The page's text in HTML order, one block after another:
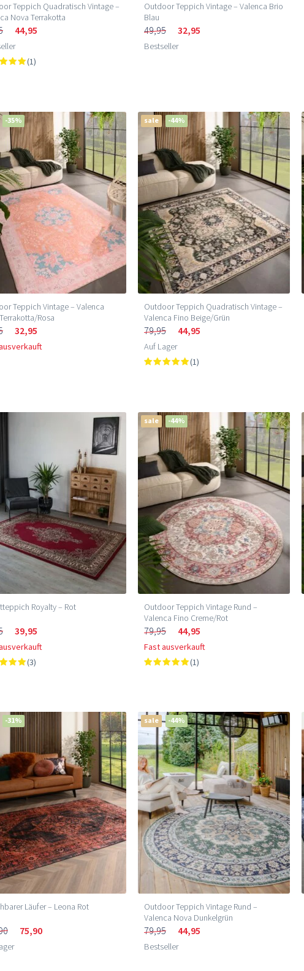
Teppich Quadratisch Vintage –
Nova Terrakotta
44,95
(1)
Outdoor Teppich Vintage – Valenca Brio
Blau
49,95 32,95
Bestseller
-35%
Teppich Vintage – Valenca
Rosa
32,95
sale -44%
Outdoor Teppich Quadratisch Vintage –
Valenca Fino Beige/Grün
79,95 44,95
Auf Lager
(1)
Royalty – Rot
39,95
(3)
sale -44%
Outdoor Teppich Vintage Rund –
Valenca Fino Creme/Rot
79,95 44,95
Fast ausverkauft
(1)
-31%
Läufer – Leona Rot
75,90
sale -44%
Outdoor Teppich Vintage Rund –
Valenca Nova Dunkelgrün
79,95 44,95
Bestseller